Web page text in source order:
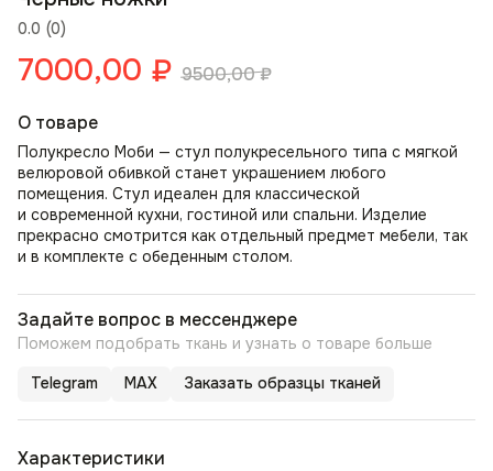
0.0 (0)
7000,00 ₽ 9500,00₽
О товаре
Полукресло Моби — стул полукресельного типа с мягкой
велюровой обивкой станет украшением любого
помещения. Стул идеален для классической
и современной кухни, гостиной или спальни. Изделие
прекрасно смотрится как отдельный предмет мебели, так
и в комплекте с обеденным столом.
Задайте вопрос в мессенджере
Поможем подобрать ткань и узнать о товаре больше
Telegram MAX Заказать образцы тканей
Характеристики